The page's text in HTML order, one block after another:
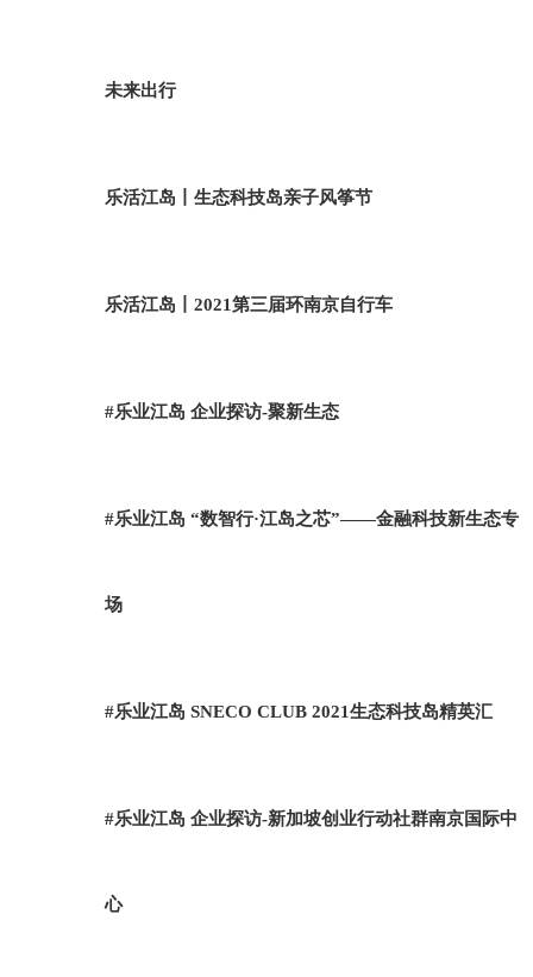
未来出行
乐活江岛丨生态科技岛亲子风筝节
乐活江岛丨2021第三届环南京自行车
#乐业江岛 企业探访-聚新生态
#乐业江岛 “数智行·江岛之芯”——金融科技新生态专
场
#乐业江岛 SNECO CLUB 2021生态科技岛精英汇
#乐业江岛 企业探访-新加坡创业行动社群南京国际中
心